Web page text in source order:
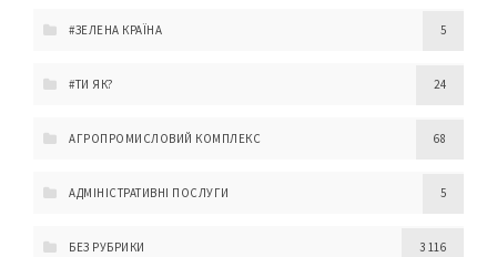
#ЗЕЛЕНА КРАЇНА 5
#ТИ ЯК? 24
АГРОПРОМИСЛОВИЙ КОМПЛЕКС 68
АДМІНІСТРАТИВНІ ПОСЛУГИ 5
БЕЗ РУБРИКИ 3 116